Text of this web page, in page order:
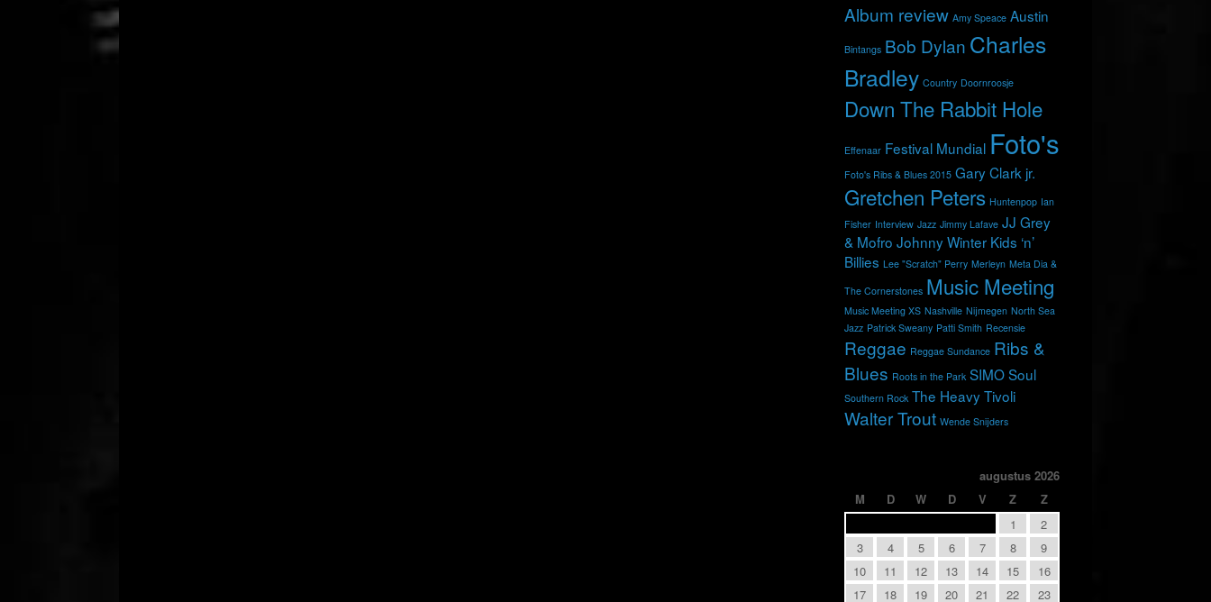
Album review Amy Speace Austin
Bintangs Bob Dylan Charles
Bradley Country Doornroosje
Down The Rabbit Hole
Effenaar Festival Mundial Foto's
Foto's Ribs & Blues 2015 Gary Clark jr.
Gretchen Peters Huntenpop Ian
Fisher Interview Jazz Jimmy Lafave JJ Grey
& Mofro Johnny Winter Kids ‘n’
Billies Lee "Scratch" Perry Merleyn Meta Dia &
The Cornerstones Music Meeting
Music Meeting XS Nashville Nijmegen North Sea
Jazz Patrick Sweany Patti Smith Recensie
Reggae Reggae Sundance Ribs &
Blues Roots in the Park SIMOSoul
Southern Rock The HeavyTivoli
Walter Trout Wende Snijders
augustus 2026
M
D W D V Z
Z
1
2
3
4 5 6 7 8
9
10
11 12 13 14 15
16
17
18 19 20 21 22 23